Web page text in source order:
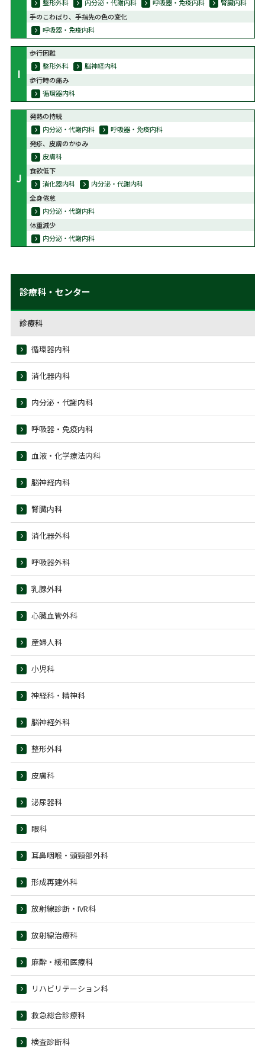
整形外科 内分泌・代謝内科 呼吸器・免疫内科
腎臓内科
手のこわばり、手指先の色の変化
呼吸器・免疫内科
I
歩行困難
整形外科
脳神経内科
歩行時の痛み
循環器内科
J
発熱の持続
内分泌・代謝内科
呼吸器・免疫内科
発疹、皮膚のかゆみ
皮膚科
食欲低下
消化器内科
内分泌・代謝内科
全身倦怠
内分泌・代謝内科
体重減少
内分泌・代謝内科
診療科・センター
診療科
循環器内科
消化器内科
内分泌・代謝内科
呼吸器・免疫内科
血液・化学療法内科
脳神経内科
腎臓内科
消化器外科
呼吸器外科
乳腺外科
心臓血管外科
産婦人科
小児科
神経科・精神科
脳神経外科
整形外科
皮膚科
泌尿器科
眼科
耳鼻咽喉・頭頸部外科
形成再建外科
放射線診断・IVR科
放射線治療科
麻酔・緩和医療科
リハビリテーション科
救急総合診療科
検査診断科